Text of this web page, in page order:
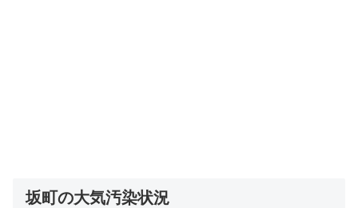
坂町の大気汚染状況